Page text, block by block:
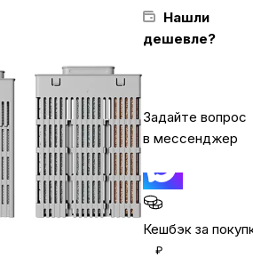
Красота и здоровье
Сумки и чемоданы
Для дома и дачи
Нашли
дешевле?
Задайте вопрос
в мессенджер
Кешбэк за
₽